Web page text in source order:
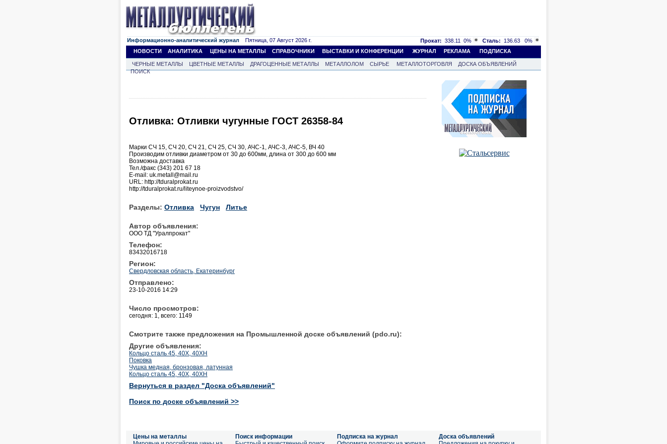
Информационно-аналитический журнал Пятница, 07 Август 2026 г. Прокат: 338.11 0% Сталь: 136.63
0%
НОВОСТИ
АНАЛИТИКА ЦЕНЫ НА МЕТАЛЛЫ СПРАВОЧНИКИ ВЫСТАВКИ И КОНФЕРЕНЦИИ ЖУРНАЛ РЕКЛАМА ПОДПИСКА
ЧЕРНЫЕ МЕТАЛЛЫ ЦВЕТНЫЕ МЕТАЛЛЫ ДРАГОЦЕННЫЕ МЕТАЛЛЫ МЕТАЛЛОЛОМ СЫРЬЕ МЕТАЛЛОТОРГОВЛЯ
ДОСКА ОБЪЯВЛЕНИЙ
ПОИСК
Отливка: Отливки чугунные ГОСТ 26358-84
Марки СЧ 15, СЧ 20, СЧ 21, СЧ 25, СЧ 30, АЧС-1, АЧС-3, АЧС-5, ВЧ 40
Производим отливки диаметром от 30 до 600мм, длина от 300 до 600 мм
Возможна доставка
Тел./факс (343) 201 67 18
Е-mail: uk.metall@mail.ru
URL: http://tduralprokat.ru
http://tduralprokat.ru/liteynoe-proizvodstvo/
Разделы: Отливка Чугун Литье
Автор объявления:
ООО ТД "Уралпрокат"
Телефон:
83432016718
Регион:
Свердловская область, Екатеринбург
Отправлено:
23-10-2016 14:29
Число просмотров:
сегодня: 1, всего: 1149
Смотрите также предложения на Промышленной доске объявлений (pdo.ru):
Другие объявления:
Кольцо сталь 45, 40Х, 40ХН
Поковка
Чушка медная, бронзовая, латунная
Кольцо сталь 45, 40Х, 40ХН
Вернуться в раздел "Доска объявлений"
Поиск по доске объявлений >>
Цены на металлы
Поиск информации
Подписка на журнал
Доска объявлений